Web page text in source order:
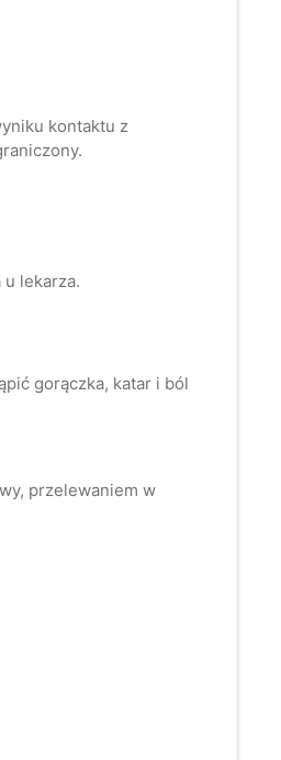
kontaktu z
lekarza.
gorączka, katar i ból
przelewaniem w